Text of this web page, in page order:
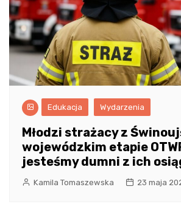
Edukacja Wydarzenia
Młodzi strażacy z
wojewódzkim etapie
jesteśmy dumni z ich
Kamila Tomaszewska 23 maja